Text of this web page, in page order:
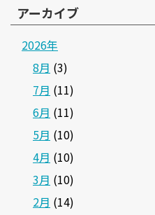
アーカイブ
2026年
8月 (3)
7月 (11)
6月 (11)
5月 (10)
4月 (10)
3月 (10)
2月 (14)